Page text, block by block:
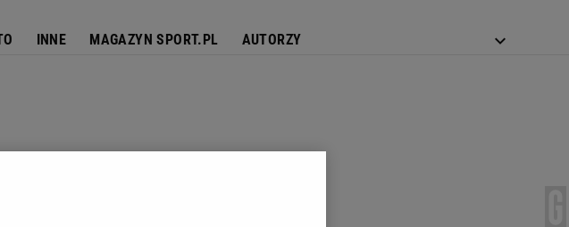
INNE MAGAZYN SPORT.PL AUTORZY